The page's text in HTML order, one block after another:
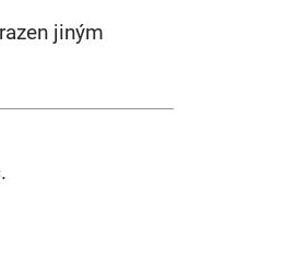
jiným